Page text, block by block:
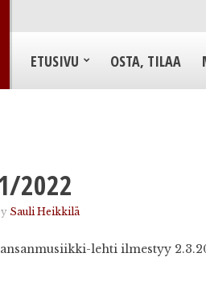
ETUSIVU OSTA, TILAA
2022
Sauli Heikkilä
lehti ilmestyy